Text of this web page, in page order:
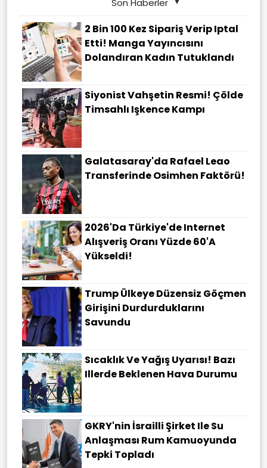
Son Haberler
2 Bin 100 Kez Sipariş Verip Iptal
Etti! Manga Yayıncısını
Dolandıran Kadın Tutuklandı
Siyonist Vahşetin Resmi! Çölde
Timsahlı Işkence Kampı
Galatasaray'da Rafael Leao
Transferinde Osimhen Faktörü!
2026'da Türkiye'de Internet
Alışveriş Oranı Yüzde 60'a
Yükseldi!
Trump Ülkeye Düzensiz Göçmen
Girişini Durdurduklarını
Savundu
Sıcaklık Ve Yağış Uyarısı! Bazı
Illerde Beklenen Hava Durumu
GKRY'nin İsrailli Şirket Ile Su
Anlaşması Rum Kamuoyunda
Tepki Topladı